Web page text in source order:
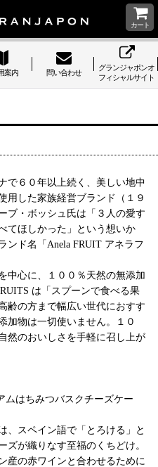
カート
案内 問い合わせ
グランジャポンオ
フィシャルサイト
で６０年以上続く、美しい地中
用した家族経営ブランド（１９
ブ・ボッシュ氏は「３人の愛す
てほしかった」という想いか
ンド名「Anela FRUIT アネラフ
中心に、１００％天然の無添加
は「スプーンで食べる果
齢の方まで幅広い世代におすす
加物は一切使いません。１０
然のおいしさを手軽に召し上が
ムはちみつバスクチーズケー
、スペイン語で「とろける」と
ズが織りなす至福のくちどけ。
産の赤ワインと合わせるために